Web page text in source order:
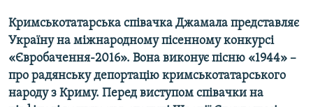
Усі сайти RFE/RL
Кримськотатарська співачка Джамала представляє
Україну на міжнародному пісенному конкурсі
«Євробачення-2016». Вона виконує пісню «1944» –
про радянську депортацію кримськотатарського
народу з Криму. Перед виступом співачки на